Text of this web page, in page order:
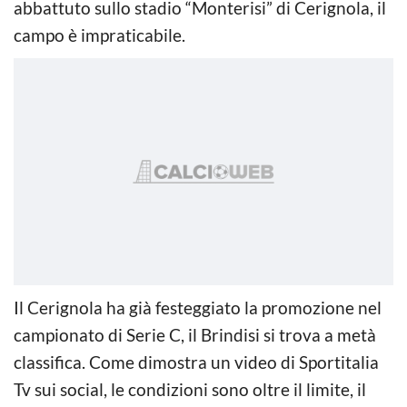
abbattuto sullo stadio “Monterisi” di Cerignola, il
campo è impraticabile.
Il Cerignola ha già festeggiato la promozione nel
campionato di Serie C, il Brindisi si trova a metà
classifica. Come dimostra un video di Sportitalia
Tv sui social, le condizioni sono oltre il limite, il